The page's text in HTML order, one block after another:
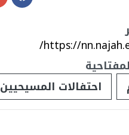
https://
احتفالات المسيحيين